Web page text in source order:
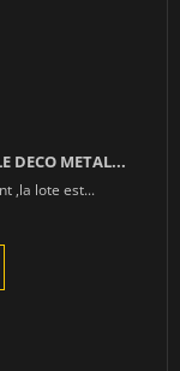
DECO METAL...
,la lote est...